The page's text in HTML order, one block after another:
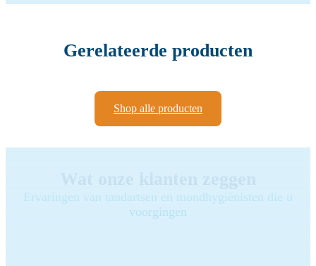
Gerelateerde producten
Shop alle producten
Ervaringen van tandartsen en mondhygiënisten die u
voorgingen